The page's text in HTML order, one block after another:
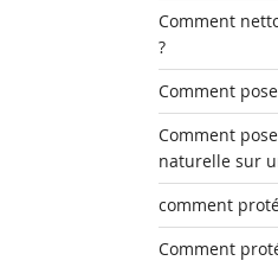
Comment
?
Comment
Comment
naturelle sur
comment
Comment